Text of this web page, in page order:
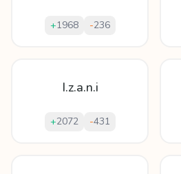
+1968 -236
I.z.a.n.i
+2072 -431